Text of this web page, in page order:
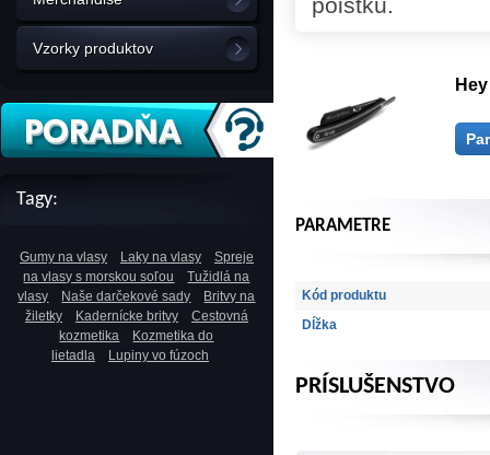
Vzorky produktov
Tagy:
Gumy na vlasy Laky na vlasy
Spreje
na vlasy s morskou soľou
Tužidlá na
vlasy
Naše darčekové sady
Britvy na
žiletky
Kadernícke britvy
Cestovná
kozmetika
Kozmetika do
lietadla
Lupiny vo fúzoch
PARAMETRE
Kód produktu
Dĺžka
PRÍSLUŠENSTVO